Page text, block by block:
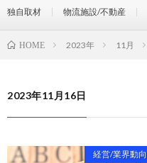
独自取材 物流施設/不動産
HOME 2023年 11月
2023年11月16日
経営/業界動向